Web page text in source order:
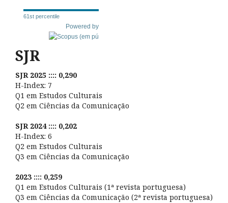
61st percentile
Powered by
SJR
SJR 2025 :::: 0,290
H-Index: 7
Q1 em Estudos Culturais
Q2 em Ciências da Comunicação
SJR 2024 :::: 0,202
H-Index: 6
Q2 em Estudos Culturais
Q3 em Ciências da Comunicação
2023 :::: 0,259
Q1 em Estudos Culturais (1ª revista portuguesa)
Q3 em Ciências da Comunicação (2ª revista portuguesa)